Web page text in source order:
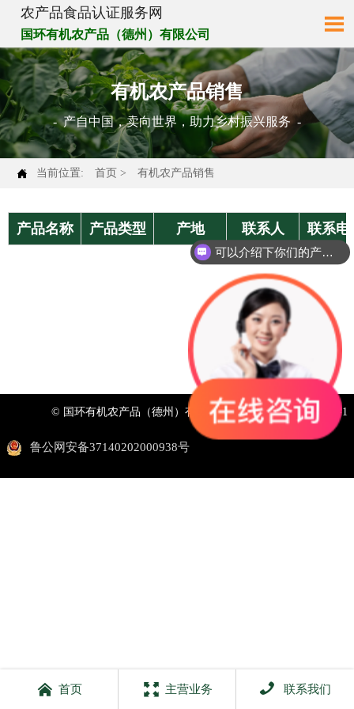
农产品食品认证服务网
国环有机农产品（德州）有限公司 
有机农产品销售
- 产自中国，卖向世界，助力乡村振兴服务 -
 当前位置: 首页 > 有机农产品销售
产品名称 产品类型 产地 联系人 联系电
© 国环有机农产品（德州）有限公司鲁ICP备2025154344号-1
鲁公网安备37140202000938号
 首页  主营业务  联系我们
可以介绍下你们的产品么